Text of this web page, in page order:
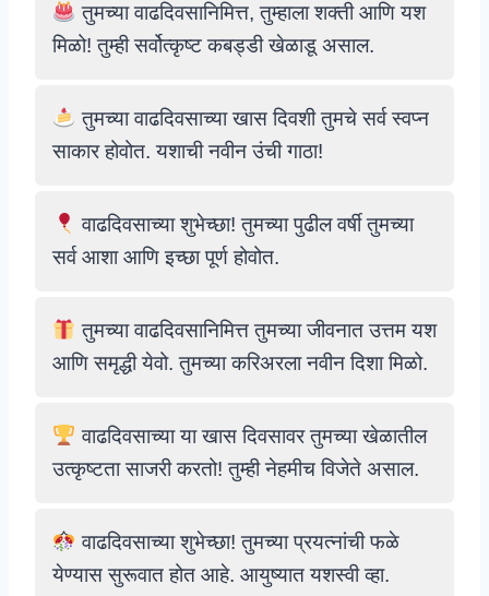
तुमच्या वाढदिवसानिमित्त, तुम्हाला शक्ती आणि यश
मिळो! तुम्ही सर्वोत्कृष्ट कबड्डी खेळाडू असाल.
तुमच्या वाढदिवसाच्या खास दिवशी तुमचे सर्व स्वप्न
साकार होवोत. यशाची नवीन उंची गाठा!
वाढदिवसाच्या शुभेच्छा! तुमच्या पुढील वर्षी तुमच्या
सर्व आशा आणि इच्छा पूर्ण होवोत.
तुमच्या वाढदिवसानिमित्त तुमच्या जीवनात उत्तम यश
आणि समृद्धी येवो. तुमच्या करिअरला नवीन दिशा मिळो.
वाढदिवसाच्या या खास दिवसावर तुमच्या खेळातील
उत्कृष्टता साजरी करतो! तुम्ही नेहमीच विजेते असाल.
वाढदिवसाच्या शुभेच्छा! तुमच्या प्रयत्नांची फळे
येण्यास सुरूवात होत आहे. आयुष्यात यशस्वी व्हा.